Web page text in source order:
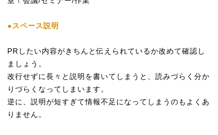
●スペース説明
PRしたい内容がきちんと伝えられているか改めて確認し
ましょう。
改行せずに長々と説明を書いてしまうと、読みづらく分か
りづらくなってしまいます。
逆に、説明が短すぎて情報不足になってしまうのもよくあ
りません。